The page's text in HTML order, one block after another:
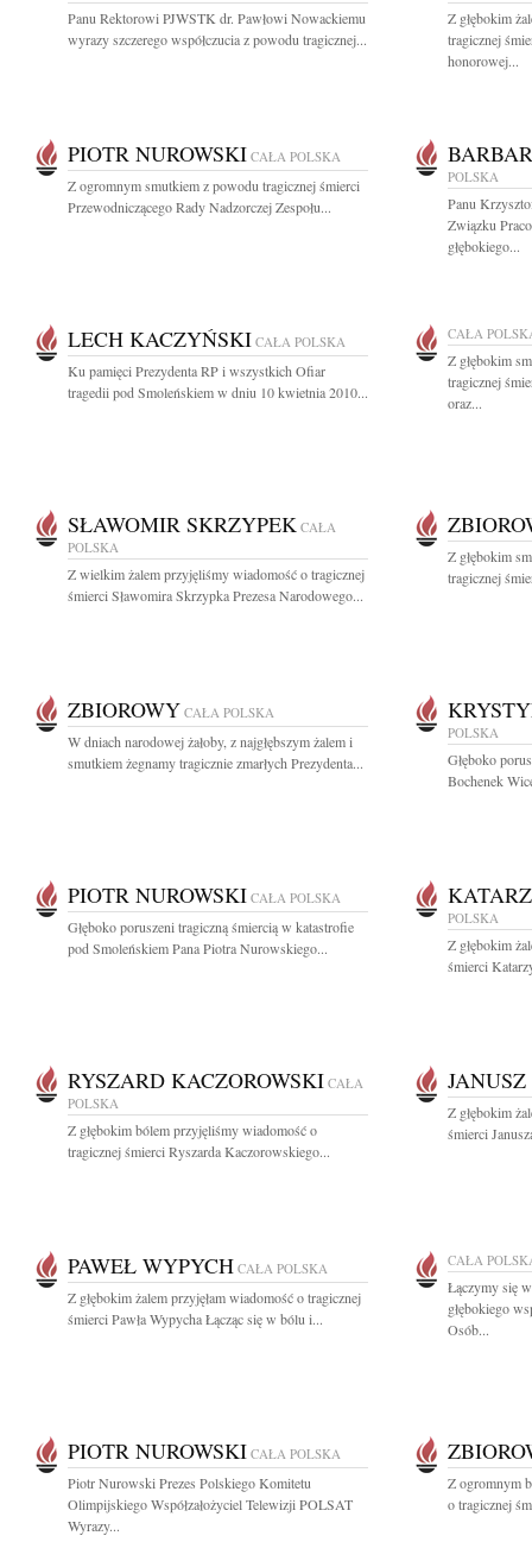
Panu Rektorowi PJWSTK dr. Pawłowi Nowackiemu
wyrazy szczerego współczucia z powodu tragicznej...
Z głębokim
tragicznej
honorowej...
PIOTR NUROWSKI CAŁA POLSKA
Z ogromnym smutkiem z powodu tragicznej śmierci
Przewodniczącego Rady Nadzorczej Zespołu...
POLSKA
Panu
Związku
głębokiego...
LECH KACZYŃSKI CAŁA POLSKA
Ku pamięci Prezydenta RP i wszystkich Ofiar
tragedii pod Smoleńskiem w dniu 10 kwietnia 2010...
CAŁA
Z głębokim
tragicznej
oraz...
SŁAWOMIR SKRZYPEK CAŁA
POLSKA
Z wielkim żalem przyjęliśmy wiadomość o tragicznej
śmierci Sławomira Skrzypka Prezesa Narodowego...
Z głębokim
tragicznej
ZBIOROWY CAŁA POLSKA
W dniach narodowej żałoby, z najgłębszym żalem i
smutkiem żegnamy tragicznie zmarłych Prezydenta...
POLSKA
Głęboko
Bochenek
PIOTR NUROWSKI CAŁA POLSKA
Głęboko poruszeni tragiczną śmiercią w katastrofie
pod Smoleńskiem Pana Piotra Nurowskiego...
POLSKA
Z głębokim
śmierci
RYSZARD KACZOROWSKI CAŁA
POLSKA
Z głębokim bólem przyjęliśmy wiadomość o
tragicznej śmierci Ryszarda Kaczorowskiego...
Z głębokim
śmierci
PAWEŁ WYPYCH CAŁA POLSKA
Z głębokim żalem przyjęłam wiadomość o tragicznej
śmierci Pawła Wypycha Łącząc się w bólu i...
CAŁA
Łączymy się
głębokiego
Osób...
PIOTR NUROWSKI CAŁA POLSKA
Piotr Nurowski Prezes Polskiego Komitetu
Olimpijskiego Współzałożyciel Telewizji POLSAT
Wyrazy...
Z ogromnym
o tragicznej